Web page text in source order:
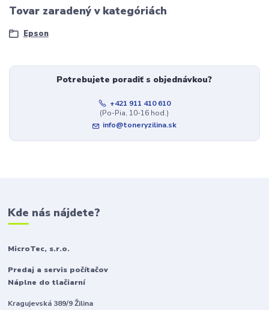
Tovar zaradený v kategóriách
Epson
Potrebujete poradiť s objednávkou?
+421 911 410 610
(Po-Pia, 10-16 hod.)
info@toneryzilina.sk
Kde nás nájdete?
MicroTec, s.r.o.
Predaj a servis počítačov
Náplne do tlačiarní
Kragujevská 389/9 Žilina